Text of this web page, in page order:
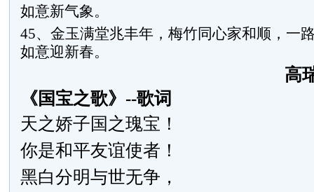
如意新气象。
45、金玉满堂兆丰年，梅竹同心家和顺，一
如意迎新春。
高
《国宝之歌》--歌词
天之娇子国之瑰宝！
你是和平友谊使者！
黑白分明与世无争，